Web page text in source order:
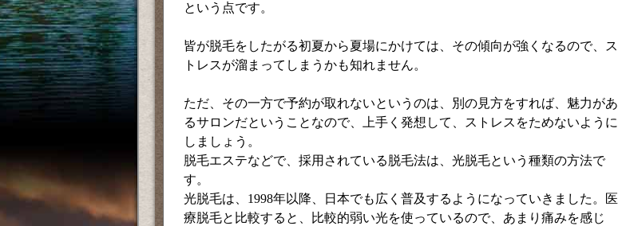
という点です。
皆が脱毛をしたがる初夏から夏場にかけては、その傾向が強くなるので、ス
トレスが溜まってしまうかも知れません。
ただ、その一方で予約が取れないというのは、別の見方をすれば、魅力があ
るサロンだということなので、上手く発想して、ストレスをためないように
しましょう。
脱毛エステなどで、採用されている脱毛法は、光脱毛という種類の方法で
す。
光脱毛は、1998年以降、日本でも広く普及するようになっていきました。医
療脱毛と比較すると、比較的弱い光を使っているので、あまり痛みを感じ